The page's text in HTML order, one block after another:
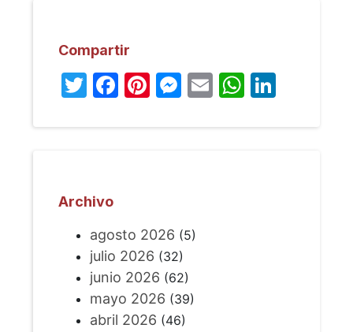
Compartir
Twitter
Facebook
Pinterest
Messenger
Email
Archivo
agosto 2026 (5)
julio 2026 (32)
junio 2026 (62)
mayo 2026 (39)
abril 2026 (46)